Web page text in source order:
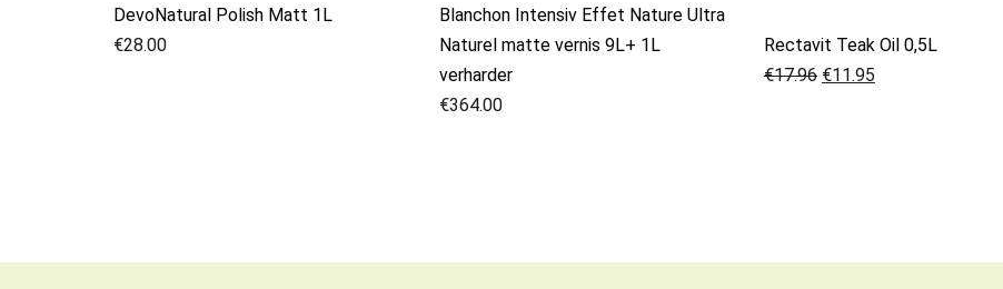
DevoNatural Polish Matt 1L
€28.00
Blanchon Intensiv Effet Nature Ultra
Naturel matte vernis 9L+ 1L
verharder
€364.00
Rectavit Teak Oil 0,5L
€17.96 €11.95